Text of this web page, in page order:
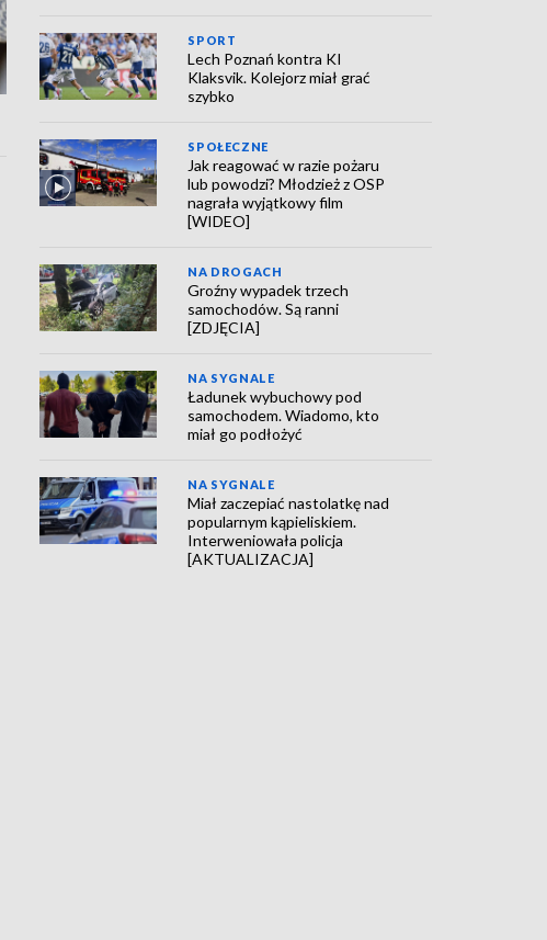
SPORT
Lech Poznań kontra KI
Klaksvik. Kolejorz miał grać
szybko
SPOŁECZNE
Jak reagować w razie pożaru
lub powodzi? Młodzież z OSP
nagrała wyjątkowy film
[WIDEO]
NA DROGACH
Groźny wypadek trzech
samochodów. Są ranni
[ZDJĘCIA]
NA SYGNALE
Ładunek wybuchowy pod
samochodem. Wiadomo, kto
miał go podłożyć
NA SYGNALE
Miał zaczepiać nastolatkę nad
popularnym kąpieliskiem.
Interweniowała policja
[AKTUALIZACJA]